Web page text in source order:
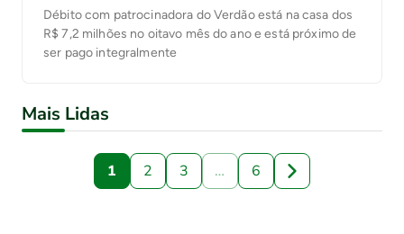
Débito com patrocinadora do Verdão está na casa dos
R$ 7,2 milhões no oitavo mês do ano e está próximo de
ser pago integralmente
Mais Lidas
1 2 3 … 6